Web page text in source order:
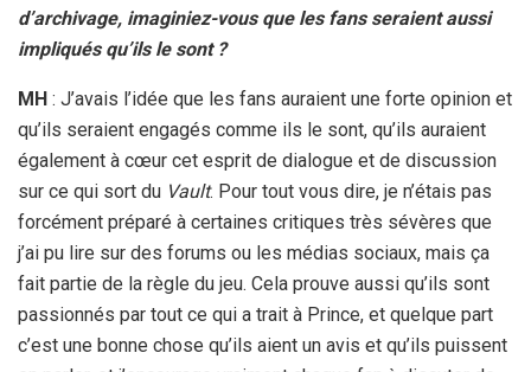
d’archivage, imaginiez-vous que les fans seraient aussi
impliqués qu’ils le sont ?
MH : J’avais l’idée que les fans auraient une forte opinion et
qu’ils seraient engagés comme ils le sont, qu’ils auraient
également à cœur cet esprit de dialogue et de discussion
sur ce qui sort du Vault. Pour tout vous dire, je n’étais pas
forcément préparé à certaines critiques très sévères que
j’ai pu lire sur des forums ou les médias sociaux, mais ça
fait partie de la règle du jeu. Cela prouve aussi qu’ils sont
passionnés par tout ce qui a trait à Prince, et quelque part
c’est une bonne chose qu’ils aient un avis et qu’ils puissent